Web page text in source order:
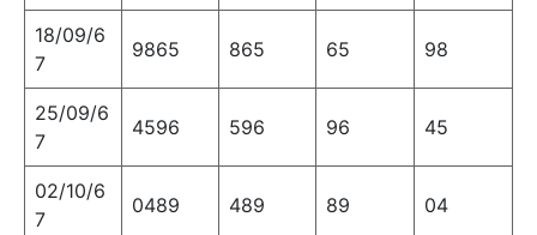
18/09/6
7
9865 865 65 98
25/09/6
7
4596 596 96 45
02/10/6
7
0489 489 89 04